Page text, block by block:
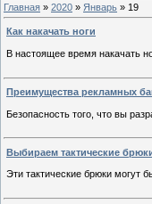
Главная » 2020 » Январь » 19
Как накачать ноги
В настоящее время накачать
Преимущества рекламных
Безопасность того, что вы
Выбираем тактические
Эти тактические брюки могут